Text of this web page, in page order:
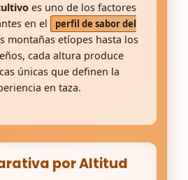
es uno de los factores
en el
perfil de sabor del
montañas etíopes hasta los
cada altura produce
únicas que definen la
en taza.
por Altitud